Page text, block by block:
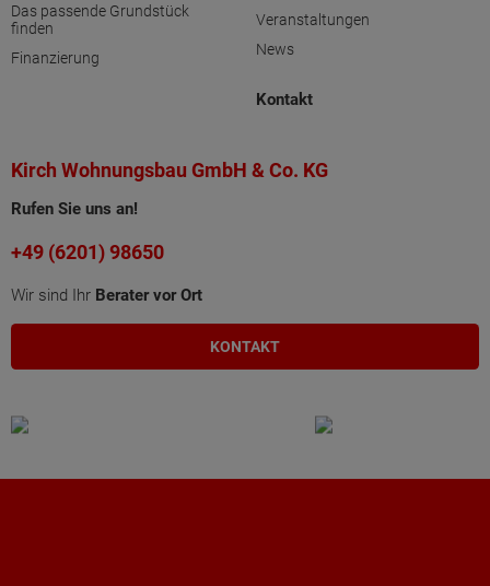
Das passende Grundstück
finden
Finanzierung
Veranstaltungen
News
Kontakt
Kirch Wohnungsbau GmbH & Co. KG
Rufen Sie uns an!
+49 (6201) 98650
Wir sind Ihr Berater vor Ort
KONTAKT